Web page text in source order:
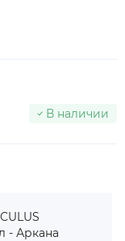
В наличии
- Аркана